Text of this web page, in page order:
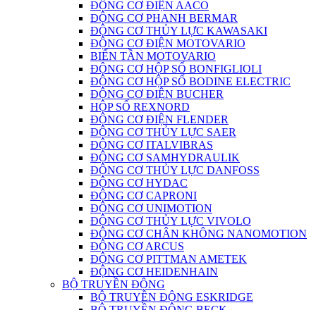
ĐỘNG CƠ ĐIỆN AACO
ĐỘNG CƠ PHANH BERMAR
ĐỘNG CƠ THỦY LỰC KAWASAKI
ĐỘNG CƠ ĐIỆN MOTOVARIO
BIẾN TẦN MOTOVARIO
ĐỘNG CƠ HỘP SỐ BONFIGLIOLI
ĐỘNG CƠ HỘP SỐ BODINE ELECTRIC
ĐỘNG CƠ ĐIỆN BUCHER
HỘP SỐ REXNORD
ĐỘNG CƠ ĐIỆN FLENDER
ĐỘNG CƠ THỦY LỰC SAER
ĐỘNG CƠ ITALVIBRAS
ĐỘNG CƠ SAMHYDRAULIK
ĐỘNG CƠ THỦY LỰC DANFOSS
ĐỘNG CƠ HYDAC
ĐỘNG CƠ CAPRONI
ĐỘNG CƠ UNIMOTION
ĐỘNG CƠ THỦY LỰC VIVOLO
ĐỘNG CƠ CHÂN KHÔNG NANOMOTION
ĐỘNG CƠ ARCUS
ĐỘNG CƠ PITTMAN AMETEK
ĐỘNG CƠ HEIDENHAIN
BỘ TRUYỀN ĐỘNG
BỘ TRUYỀN ĐỘNG ESKRIDGE